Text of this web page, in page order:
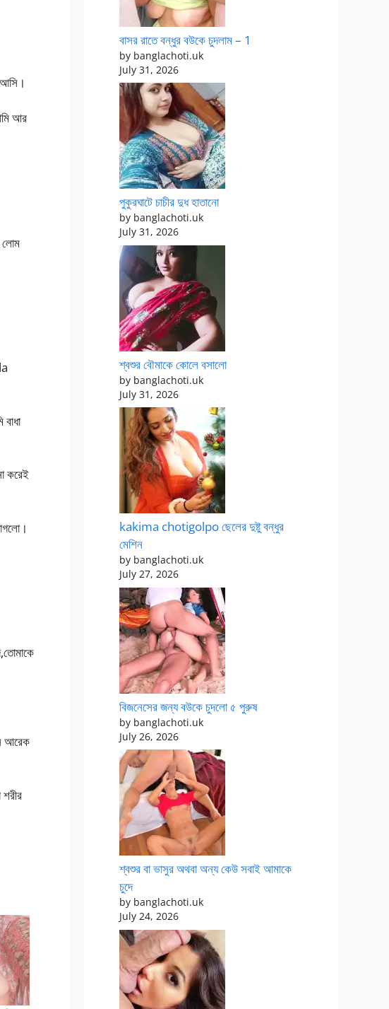
আর
লোম
করেই
আরেক
বাসর রাতে বন্ধুর বউকে চুদলাম – 1
by banglachoti.uk
July 31, 2026
পুকুরঘাটে চাচীর দুধ হাতানো
by banglachoti.uk
July 31, 2026
শ্বশুর বৌমাকে কোলে বসালো
by banglachoti.uk
July 31, 2026
kakima chotigolpo ছেলের দুষ্টু বন্ধুর
মেশিন
by banglachoti.uk
July 27, 2026
বিজনেসের জন্য বউকে চুদলো ৫ পুরুষ
by banglachoti.uk
July 26, 2026
শ্বশুর বা ভাসুর অথবা অন্য কেউ সবাই আমাকে
চুদে
by banglachoti.uk
July 24, 2026